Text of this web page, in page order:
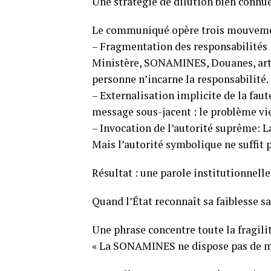
Le communiqué opère trois
– Fragmentation des responsabilités
Ministère, SONAMINES, Douanes,
personne n’incarne la responsabilité.
– Externalisation implicite de la
message sous-jacent : le problème
– Invocation de l’autorité suprême:
Mais l’autorité symbolique ne suffit
Résultat : une parole
Quand l’État reconnaît sa faiblesse
Une phrase concentre toute la
« La SONAMINES ne dispose pas